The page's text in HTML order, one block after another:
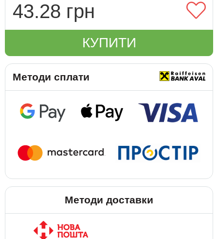
43.28 грн
КУПИТИ
Методи сплати
Методи доставки